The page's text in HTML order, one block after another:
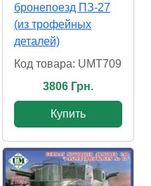
бронепоезд ПЗ-27
(из трофейных
деталей)
Код товара: UMT709
3806 Грн.
Купить